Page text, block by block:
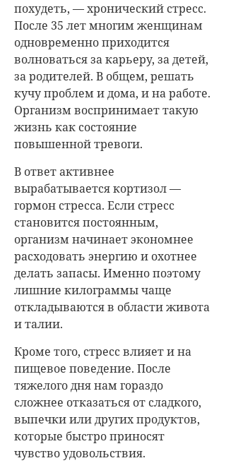
похудеть, — хронический стресс.
После 35 лет многим женщинам
одновременно приходится
волноваться за карьеру, за детей,
за родителей. В общем, решать
кучу проблем и дома, и на работе.
Организм воспринимает такую
жизнь как состояние
повышенной тревоги.
В ответ активнее
вырабатывается кортизол —
гормон стресса. Если стресс
становится постоянным,
организм начинает экономнее
расходовать энергию и охотнее
делать запасы. Именно поэтому
лишние килограммы чаще
откладываются в области живота
и талии.
Кроме того, стресс влияет и на
пищевое поведение. После
тяжелого дня нам гораздо
сложнее отказаться от сладкого,
выпечки или других продуктов,
которые быстро приносят
чувство удовольствия.